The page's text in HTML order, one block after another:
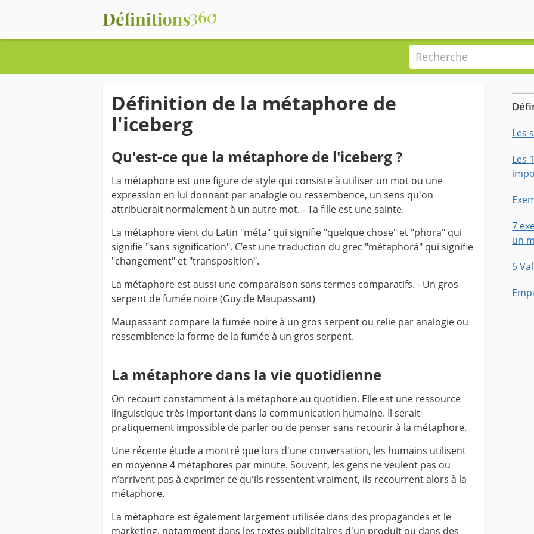
Recherche
Définition de la métaphore de
l'iceberg
Qu'est-ce que la métaphore de l'iceberg ?
La métaphore est une figure de style qui consiste à utiliser un mot ou une
expression en lui donnant par analogie ou ressembence, un sens qu'on
attribuerait normalement à un autre mot. - Ta fille est une sainte.
La métaphore vient du Latin "méta" qui signifie "quelque chose" et "phora" qui
signifie "sans signification". C’est une traduction du grec "métaphorá" qui signifie
"changement" et "transposition".
La métaphore est aussi une comparaison sans termes comparatifs. - Un gros
serpent de fumée noire (Guy de Maupassant)
Maupassant compare la fumée noire à un gros serpent ou relie par analogie ou
ressemblence la forme de la fumée à un gros serpent.
La métaphore dans la vie quotidienne
On recourt constamment à la métaphore au quotidien. Elle est une ressource
linguistique très important dans la communication humaine. Il serait
pratiquement impossible de parler ou de penser sans recourir à la métaphore.
Une récente étude a montré que lors d'une conversation, les humains utilisent
en moyenne 4 métaphores par minute. Souvent, les gens ne veulent pas ou
n’arrivent pas à exprimer ce qu'ils ressentent vraiment, ils recourrent alors à la
métaphore.
La métaphore est également largement utilisée dans des propagandes et le
marketing, notamment dans les textes publicitaires d'un produit ou dans des
Les
Les
7
un
5